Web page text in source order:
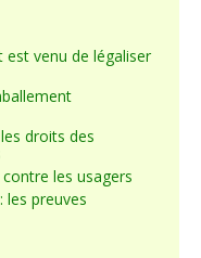
est venu de légaliser
droits des
les usagers
les preuves